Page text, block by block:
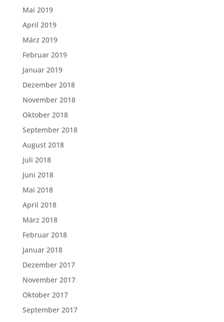
Mai 2019
April 2019
März 2019
Februar 2019
Januar 2019
Dezember 2018
November 2018
Oktober 2018
September 2018
August 2018
Juli 2018
Juni 2018
Mai 2018
April 2018
März 2018
Februar 2018
Januar 2018
Dezember 2017
November 2017
Oktober 2017
September 2017